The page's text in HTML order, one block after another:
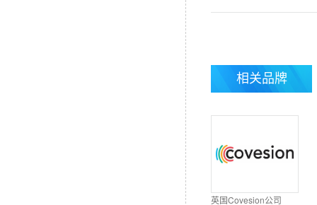
相关品牌
英国Covesion公司